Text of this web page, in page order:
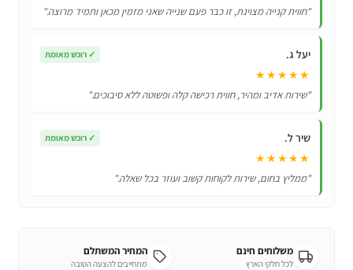
"חווית קנייה מצוינת, זו כבר פעם שנייה שאני מזמין מכאן ותמיד מרוצה."
יעל ג. ✓ רוכש מאומת
★★★★★
"שירות אדיב ומהיר, חווית רכישה קלה ופשוטה ללא סיבוכים."
שיר ל. ✓ רוכש מאומת
★★★★★
"ממליץ בחום, שירות לקוחות קשוב ועוזר בכל שאלה."
משלוחים חינם
לכל חלקי הארץ
המחיר המשתלם
מתחייבים להצעה הטובה